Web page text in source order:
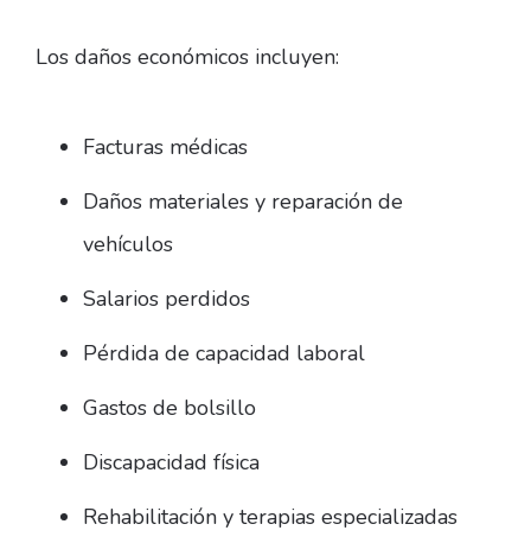
Los daños económicos incluyen:
Facturas médicas
Daños materiales y reparación de
vehículos
Salarios perdidos
Pérdida de capacidad laboral
Gastos de bolsillo
Discapacidad física
Rehabilitación y terapias especializadas